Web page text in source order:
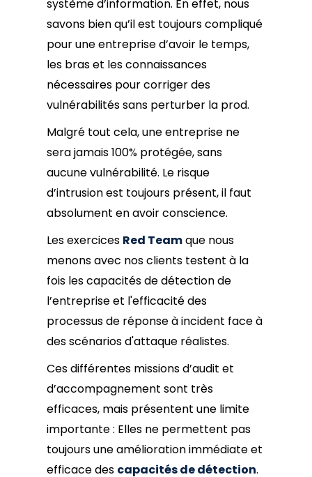
système d’information. En effet, nous
savons bien qu’il est toujours compliqué
pour une entreprise d’avoir le temps,
les bras et les connaissances
nécessaires pour corriger des
vulnérabilités sans perturber la prod.
Malgré tout cela, une entreprise ne
sera jamais 100% protégée, sans
aucune vulnérabilité. Le risque
d’intrusion est toujours présent, il faut
absolument en avoir conscience.
Les exercices Red Teamque nous
menons avec nos clients testent à la
fois les capacités de détection de
l’entreprise et l'efficacité des
processus de réponse à incident face à
des scénarios d'attaque réalistes.
Ces différentes missions d’audit et
d’accompagnement sont très
efficaces, mais présentent une limite
importante : Elles ne permettent pas
toujours une amélioration immédiate et
efficace des capacités de détection.